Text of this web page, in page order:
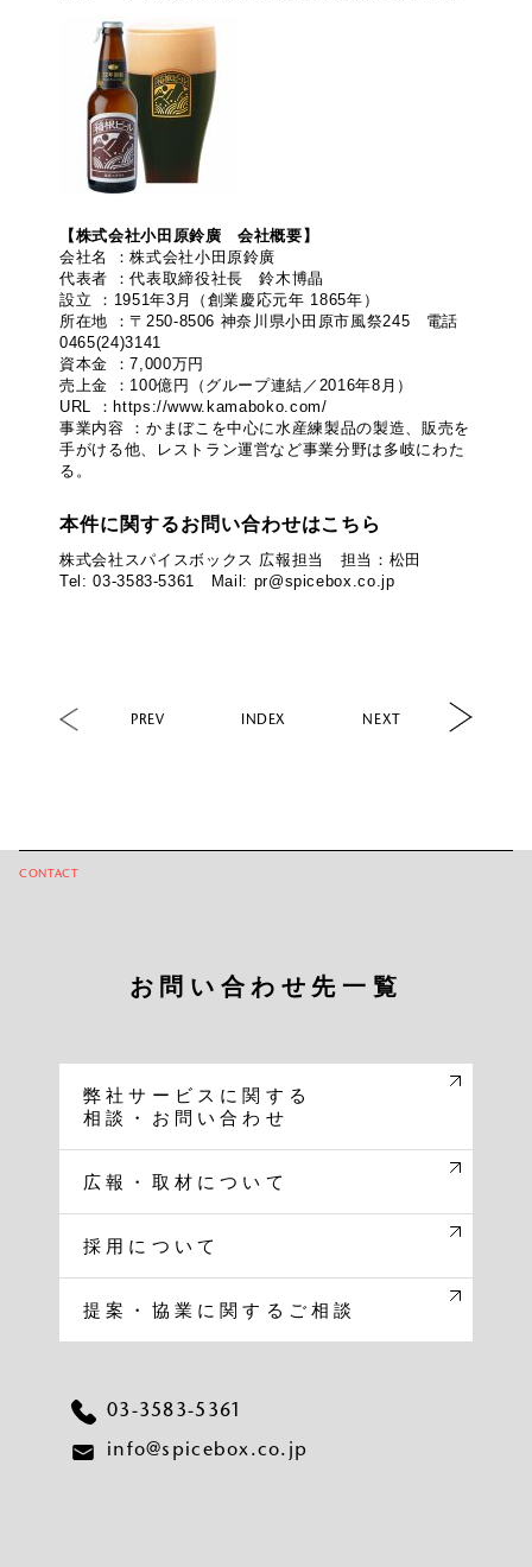
【株式会社小田原鈴廣 会社概要】
会社名 ：株式会社小田原鈴廣
代表者 ：代表取締役社長 鈴木博晶
設立 ：1951年3月（創業慶応元年 1865年）
所在地 ：〒250-8506 神奈川県小田原市風祭245 電話
0465(24)3141
資本金 ：7,000万円
売上金 ：100億円（グループ連結／2016年8月）
URL ：https://www.kamaboko.com/
事業内容 ：かまぼこを中心に水産練製品の製造、販売を
手がける他、レストラン運営など事業分野は多岐にわた
る。
本件に関するお問い合わせはこちら
株式会社スパイスボックス 広報担当 担当：松田
Tel: 03-3583-5361 Mail: pr@spicebox.co.jp
PREV INDEX NEXT
CONTACT
お問い合わせ先 一覧
弊社サービスに関する
相談・お問い合わせ
広報・取材について
採用について
提案・協業に関する ご相談
03-3583-5361
info@spicebox.co.jp